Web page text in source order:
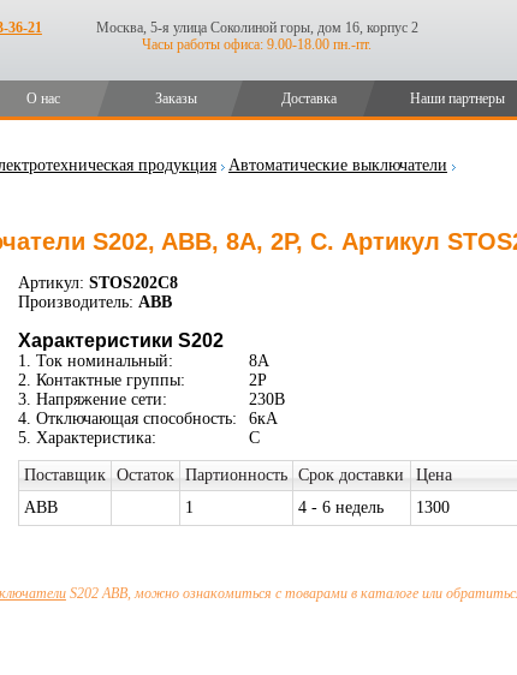
36-21
Москва, 5-я улица Соколиной горы, дом 16, корпус 2
Часы работы офиса: 9.00-18.00 пн.-пт.
О нас Заказы Доставка Наши партнеры
продукция Автоматические выключатели
S202, ABB, 8А, 2P, C. Артикул
Артикул: STOS202C8
Производитель: ABB
Характеристики S202
1. Ток номинальный:
8А
2. Контактные группы:
2P
3. Напряжение сети:
230В
4. Отключающая способность:
6кА
5. Характеристика:
C
Поставщик Остаток Партионность Срок доставки Цена
ABB
1 4 - 6 недель 1300
S202 ABB, можно ознакомиться с товарами в каталоге или